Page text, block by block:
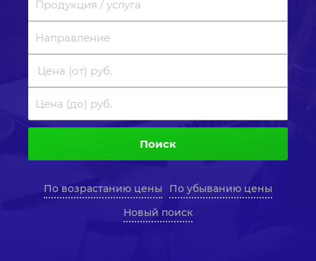
Поиск
По возрастанию цены
По убыванию цены
Новый поиск